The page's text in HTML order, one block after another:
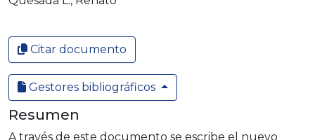
Citar documento
Gestores bibliográficos
Resumen
A través de este documento se escribe el nuevo